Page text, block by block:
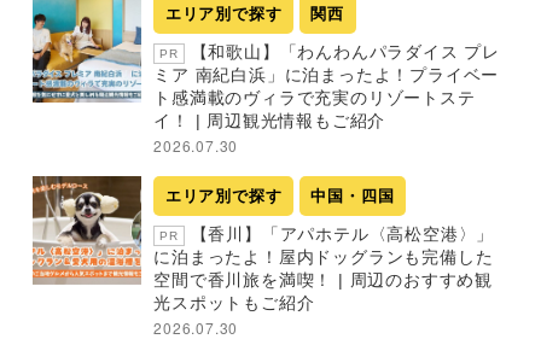
エリア別で探す 関西
PR
【和歌山】「わんわんパラダイス プレ
ミア 南紀白浜」に泊まったよ！プライベー
ト感満載のヴィラで充実のリゾートステ
イ！ | 周辺観光情報もご紹介
2026.07.30
エリア別で探す 中国・四国
PR
【香川】「アパホテル〈高松空港〉」
に泊まったよ！屋内ドッグランも完備した
空間で香川旅を満喫！ | 周辺のおすすめ観
光スポットもご紹介
2026.07.30